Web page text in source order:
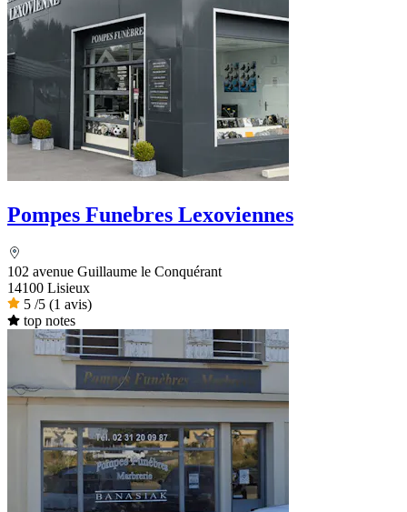
Pompes Funebres Lexoviennes
102 avenue Guillaume le Conquérant
14100 Lisieux
5 /5 (1 avis)
top notes